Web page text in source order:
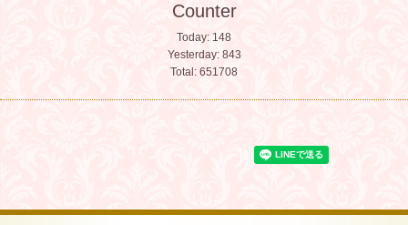
Counter
Today: 148
Yesterday: 843
Total: 651708